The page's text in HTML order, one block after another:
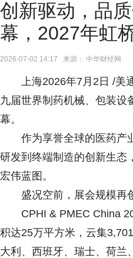
创新驱动，品
幕，2027年虹
2026-07-02 14:17 来源： 中华财经网
上海2026年7月2日 /美
九届世界制药机械、包装设
幕。
作为享誉全球的医药产
研发到终端制造的创新生态
宏伟蓝图。
盛况空前，展会规模再
CPHI & PMEC China
积达25万平方米，云集
大利、西班牙、瑞士、荷兰